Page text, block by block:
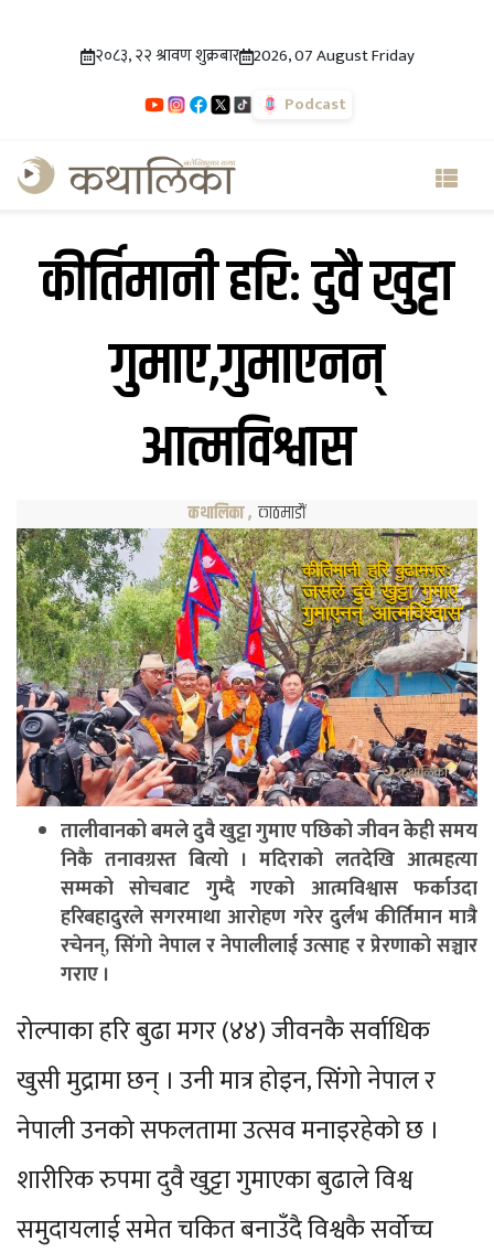
२०८३, २२ श्रावण शुक्रबार 2026, 07 August Friday
Podcast
कीर्तिमानी हरि: दुवै खुट्टा
गुमाए,गुमाएनन्
आत्मविश्वास
कथालिका, काठमाडौं
तालीवानको बमले दुवै खुट्टा गुमाए पछिको जीवन केही समय
निकै तनावग्रस्त बित्यो । मदिराको लतदेखि आत्महत्या
सम्मको सोचबाट गुम्दै गएको आत्मविश्वास फर्काउदा
हरिबहादुरले सगरमाथा आरोहण गरेर दुर्लभ कीर्तिमान मात्रै
रचेनन्, सिंगो नेपाल र नेपालीलाई उत्साह र प्रेरणाको सञ्चार
गराए ।
रोल्पाका हरि बुढा मगर (४४) जीवनकै सर्वाधिक
खुसी मुद्रामा छन् । उनी मात्र होइन, सिंगो नेपाल र
नेपाली उनको सफलतामा उत्सव मनाइरहेको छ ।
शारीरिक रुपमा दुवै खुट्टा गुमाएका बुढाले विश्व
समुदायलाई समेत चकित बनाउँदै विश्वकै सर्वोच्च